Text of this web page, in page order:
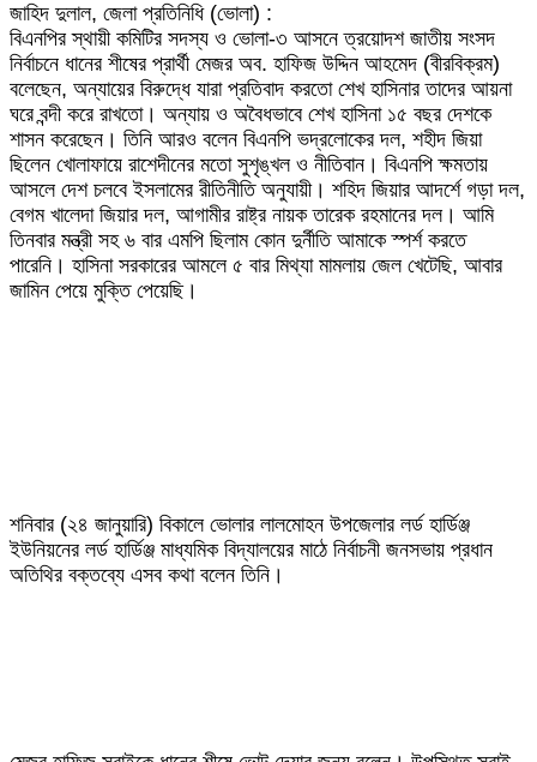
জাহিদ দুলাল, জেলা প্রতিনিধি (ভোলা) :
বিএনপির স্থায়ী কমিটির সদস্য ও ভোলা-৩ আসনে ত্রয়োদশ জাতীয় সংসদ
নির্বাচনে ধানের শীষের প্রার্থী মেজর অব. হাফিজ উদ্দিন আহমেদ (বীরবিক্রম)
বলেছেন, অন্যায়ের বিরুদ্ধে যারা প্রতিবাদ করতো শেখ হাসিনার তাদের আয়না
ঘরে বন্দী করে রাখতো। অন্যায় ও অবৈধভাবে শেখ হাসিনা ১৫ বছর দেশকে
শাসন করেছেন। তিনি আরও বলেন বিএনপি ভদ্রলোকের দল, শহীদ জিয়া
ছিলেন খোলাফায়ে রাশেদীনের মতো সুশৃঙ্খল ও নীতিবান। বিএনপি ক্ষমতায়
আসলে দেশ চলবে ইসলামের রীতিনীতি অনুযায়ী। শহিদ জিয়ার আদর্শে গড়া দল,
বেগম খালেদা জিয়ার দল, আগামীর রাষ্ট্র নায়ক তারেক রহমানের দল। আমি
তিনবার মন্ত্রী সহ ৬ বার এমপি ছিলাম কোন দুর্নীতি আমাকে স্পর্শ করতে
পারেনি। হাসিনা সরকারের আমলে ৫ বার মিথ্যা মামলায় জেল খেটেছি, আবার
জামিন পেয়ে মুক্তি পেয়েছি।
শনিবার (২৪ জানুয়ারি) বিকালে ভোলার লালমোহন উপজেলার লর্ড হার্ডিঞ্জ
ইউনিয়নের লর্ড হার্ডিঞ্জ মাধ্যমিক বিদ্যালয়ের মাঠে নির্বাচনী জনসভায় প্রধান
অতিথির বক্তব্যে এসব কথা বলেন তিনি।